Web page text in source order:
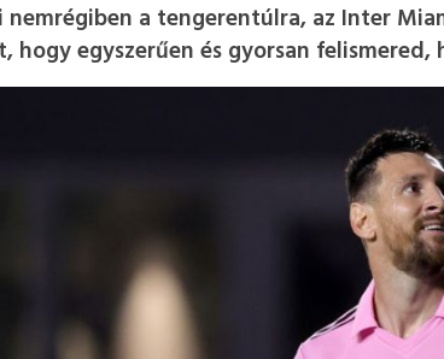
nemrégiben a tengerentúlra, az Inter
egyszerűen és gyorsan felismered,